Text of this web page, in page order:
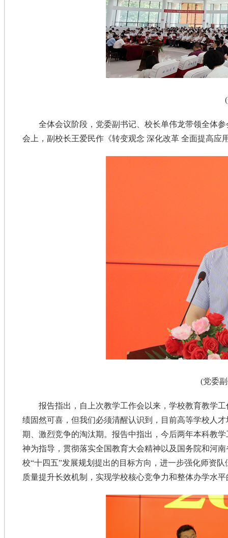
全体会议阶段，党委副书记、校长单伟龙带领全体
会上，副校长王爱民作《转变观念 深化改革 全面提高应
(党委
报告指出，自上次教学工作会以来，学校教育教学
绩固然可喜，但我们必须清醒认识到，目前高等学校人
期、激烈竞争的淘汰期。报告中指出，今后两年本科教
神为指导，贯彻落实全国教育大会精神以及国务院和河
校“十四五”发展规划提出的目标方向，进一步强化师资
质量提升长效机制，实现学校核心竞争力和整体办学水